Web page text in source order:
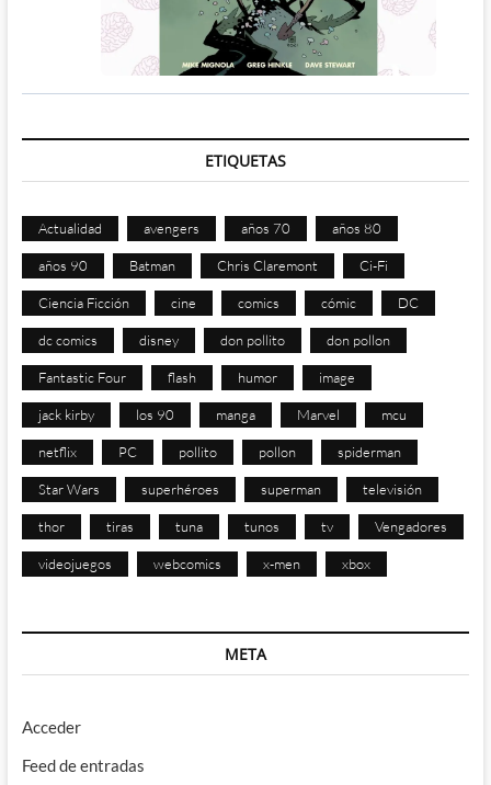
ETIQUETAS
Actualidad avengers años 70 años 80
años 90 Batman Chris Claremont Ci-Fi
Ciencia Ficción cine comics cómic DC
dc comics disney don pollito don pollon
Fantastic Four flash humor image
jack kirby los 90 manga Marvel mcu
netflix PC pollito pollon spiderman
Star Wars superhéroes superman televisión
thor tiras tuna tunos tv Vengadores
videojuegos webcomics x-men xbox
META
Acceder
Feed de entradas